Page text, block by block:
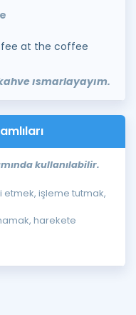
at the coffee
ısmarlayayım.
kullanılabilir.
etmek, işleme tutmak,
harekete